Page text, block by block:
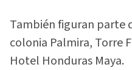
También figuran parte
colonia Palmira, Torre
Hotel Honduras Maya.